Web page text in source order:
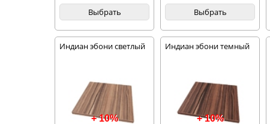
Выбрать Выбрать
Индиан эбони светлый
+ 10%
Индиан эбони темный
+ 10%